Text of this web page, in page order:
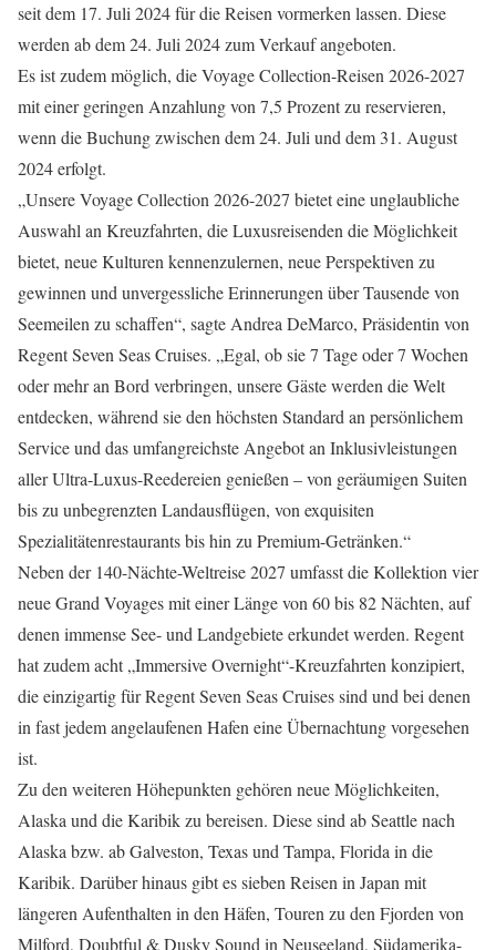
seit dem 17. Juli 2024 für die Reisen vormerken lassen. Diese
werden ab dem 24. Juli 2024 zum Verkauf angeboten.
Es ist zudem möglich, die Voyage Collection-Reisen 2026-2027
mit einer geringen Anzahlung von 7,5 Prozent zu reservieren,
wenn die Buchung zwischen dem 24. Juli und dem 31. August
2024 erfolgt.
„Unsere Voyage Collection 2026-2027 bietet eine unglaubliche
Auswahl an Kreuzfahrten, die Luxusreisenden die Möglichkeit
bietet, neue Kulturen kennenzulernen, neue Perspektiven zu
gewinnen und unvergessliche Erinnerungen über Tausende von
Seemeilen zu schaffen“, sagte Andrea DeMarco, Präsidentin von
Regent Seven Seas Cruises. „Egal, ob sie 7 Tage oder 7 Wochen
oder mehr an Bord verbringen, unsere Gäste werden die Welt
entdecken, während sie den höchsten Standard an persönlichem
Service und das umfangreichste Angebot an Inklusivleistungen
aller Ultra-Luxus-Reedereien genießen – von geräumigen Suiten
bis zu unbegrenzten Landausflügen, von exquisiten
Spezialitätenrestaurants bis hin zu Premium-Getränken.“
Neben der 140-Nächte-Weltreise 2027 umfasst die Kollektion vier
neue Grand Voyages mit einer Länge von 60 bis 82 Nächten, auf
denen immense See- und Landgebiete erkundet werden. Regent
hat zudem acht „Immersive Overnight“-Kreuzfahrten konzipiert,
die einzigartig für Regent Seven Seas Cruises sind und bei denen
in fast jedem angelaufenen Hafen eine Übernachtung vorgesehen
ist.
Zu den weiteren Höhepunkten gehören neue Möglichkeiten,
Alaska und die Karibik zu bereisen. Diese sind ab Seattle nach
Alaska bzw. ab Galveston, Texas und Tampa, Florida in die
Karibik. Darüber hinaus gibt es sieben Reisen in Japan mit
längeren Aufenthalten in den Häfen, Touren zu den Fjorden von
Milford, Doubtful & Dusky Sound in Neuseeland, Südamerika-